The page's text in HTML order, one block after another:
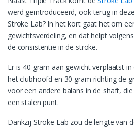
werd geïntroduceerd, ook terug in
Stroke Lab? In het kort gaat het om
gewichtsverdeling, en dat helpt
de consistentie in de stroke.
Er is 40 gram aan gewicht verplaatst
het clubhoofd en 30 gram richting de
voor een andere balans in de shaft,
een stalen punt.
Dankzij Stroke Lab zou de lengte van